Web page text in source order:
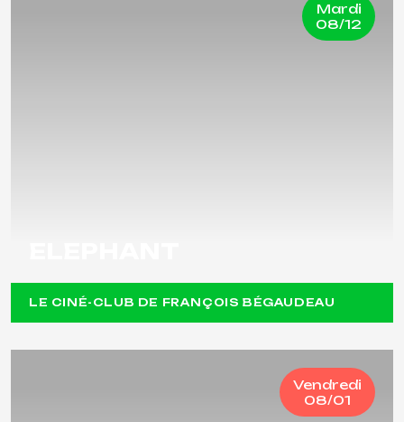
Mardi
08/12
LE CINÉ-CLUB DE FRANÇOIS BÉGAUDEAU
Vendredi
08/01